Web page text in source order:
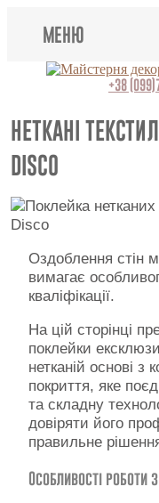
МЕНЮ
Lincrusta
Види штукатурок
Поклейка шпалер
Картини
Відео
Питання відповідь
Про нас
Контакти
+38
НЕТКАНІ
DISCO
Оздоблення стін
вимагає
кваліфікації.
На цій сторінці
поклейки
нетканій основі з
покриття, яке
та складну
довіряти його
правильне
Особливості роботи